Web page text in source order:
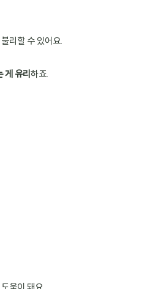
리할 수 있어요.
게 유리하죠.
움이 돼요.